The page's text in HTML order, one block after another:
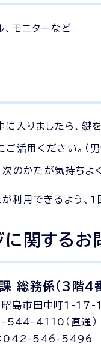
、モニターなど
に入りましたら、鍵
ご活用ください。（
次のかたが気持ちよ
利用できるよう、
に関するお
総務係（3階4
島市田中町1-17-1
544-4110（直通）
：042-546-5496